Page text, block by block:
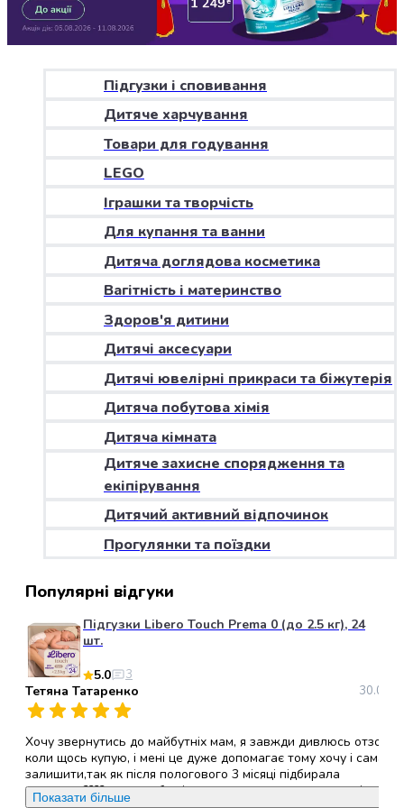
Ром
Текіла
мескаль
і
наливки
Настоянки,
бальзами,
біттери
і
азійський
алкоголь
Слабоалкогольні
напої
Сидри
меди
Подарункові
набори
алкоголю
Продукти
Бакалія
Олія
Сухі
сніданки
приготування
Спеції
та
приправи
Цукор
Все
для
Підгузки і сповивання
Дитяче харчування
Товари для годування
LEGO
Іграшки та творчість
Для купання та ванни
Дитяча доглядова косметика
Вагітність і материнство
Здоров'я дитини
Дитячі аксесуари
Дитячі ювелірні прикраси та біжутерія
Дитяча побутова хімія
Дитяча кімната
Дитяче захисне спорядження та
екіпірування
Дитячий активний відпочинок
Прогулянки та поїздки
Популярні відгуки
Підгузки Libero Touch Prema 0 (до 2.5 кг), 24
шт.
5.0
3
Тетяна Татаренко
Хочу звернутись до майбутніх мам, я завжди дивлюсь отзови
коли щось купую, і мені це дуже допомагає тому хочу і сама
залишити,так як після пологового 3 місяці підбирала
памперси????, хочу щоб всі ви звернули увагу саме на ці
Показати більше